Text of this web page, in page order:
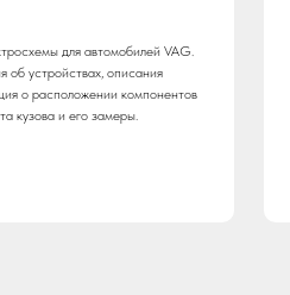
для автомобилей VAG.
об устройствах, описания
о расположении компонентов
кузова и его замеры.